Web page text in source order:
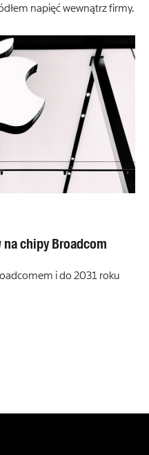
napięć wewnątrz firmy.
chipy Broadcom
i do 2031 roku